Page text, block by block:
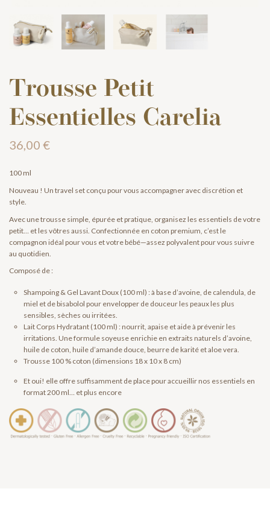
Trousse Petit
Essentielles Carelia
36,00 €
100 ml
Nouveau ! Un travel set conçu pour vous accompagner avec discrétion et
style.
Avec une trousse simple, épurée et pratique, organisez les essentiels de votre
petit… et les vôtres aussi. Confectionnée en coton premium, c’est le
compagnon idéal pour vous et votre bébé—assez polyvalent pour vous suivre
au quotidien.
Composé de :
Shampoing & Gel Lavant Doux (100 ml) : à base d’avoine, de calendula, de
miel et de bisabolol pour envelopper de douceur les peaux les plus
sensibles, sèches ou irritées.
Lait Corps Hydratant (100 ml) : nourrit, apaise et aide à prévenir les
irritations. Une formule soyeuse enrichie en extraits naturels d’avoine,
huile de coton, huile d’amande douce, beurre de karité et aloe vera.
Trousse 100 % coton (dimensions 18 x 10 x 8 cm)
Et oui! elle offre suffisamment de place pour accueillir nos essentiels en
format 200 ml… et plus encore